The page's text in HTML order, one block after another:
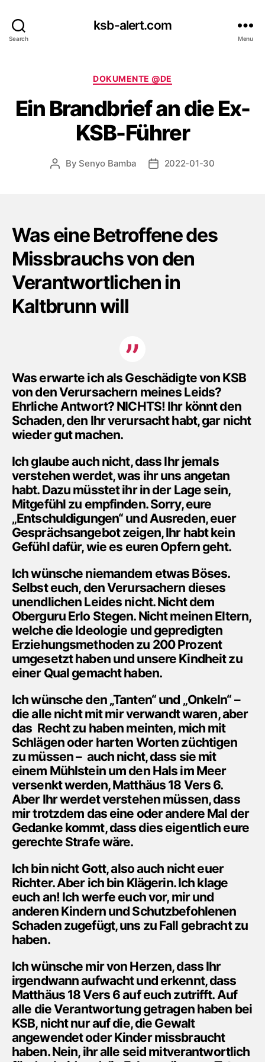
Search
ksb-alert.com
Menu
Categories
DOKUMENTE @DE
Ein Brandbrief an die Ex-
KSB-Führer
Post
By Senyo Bamba
Post2022-01-30
Was eine Betroffene des
Missbrauchs von den
Verantwortlichen in
Kaltbrunn will
Was erwarte ich als Geschädigte von KSB
von den Verursachern meines Leids?
Ehrliche Antwort? NICHTS! Ihr könnt den
Schaden, den Ihr verursacht habt, gar nicht
wieder gut machen.
Ich glaube auch nicht, dass Ihr jemals
verstehen werdet, was ihr uns angetan
habt. Dazu müsstet ihr in der Lage sein,
Mitgefühl zu empfinden. Sorry, eure
„Entschuldigungen“ und Ausreden, euer
Gesprächsangebot zeigen, Ihr habt kein
Gefühl dafür, wie es euren Opfern geht.
Ich wünsche niemandem etwas Böses.
Selbst euch, den Verursachern dieses
unendlichen Leides nicht. Nicht dem
Oberguru Erlo Stegen. Nicht meinen Eltern,
welche die Ideologie und gepredigten
Erziehungsmethoden zu 200 Prozent
umgesetzt haben und unsere Kindheit zu
einer Qual gemacht haben.
Ich wünsche den „Tanten“ und „Onkeln“ –
die alle nicht mit mir verwandt waren, aber
das Recht zu haben meinten, mich mit
Schlägen oder harten Worten züchtigen
zu müssen – auch nicht, dass sie mit
einem Mühlstein um den Hals im Meer
versenkt werden, Matthäus 18 Vers 6.
Aber Ihr werdet verstehen müssen, dass
mir trotzdem das eine oder andere Mal der
Gedanke kommt, dass dies eigentlich eure
gerechte Strafe wäre.
Ich bin nicht Gott, also auch nicht euer
Richter. Aber ich bin Klägerin. Ich klage
euch an! Ich werfe euch vor, mir und
anderen Kindern und Schutzbefohlenen
Schaden zugefügt, uns zu Fall gebracht zu
haben.
Ich wünsche mir von Herzen, dass Ihr
irgendwann aufwacht und erkennt, dass
Matthäus 18 Vers 6 auf euch zutrifft. Auf
alle die Verantwortung getragen haben bei
KSB, nicht nur auf die, die Gewalt
angewendet oder Kinder missbraucht
haben. Nein, ihr alle seid mitverantwortlich